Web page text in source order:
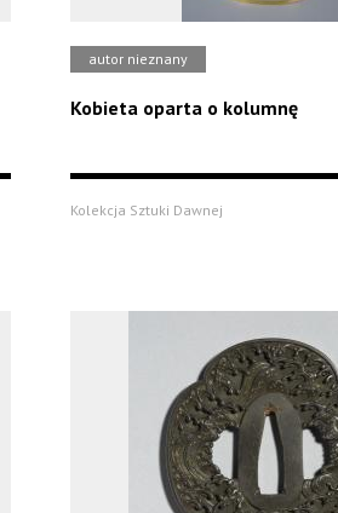
autor nieznany
Kobieta oparta o kolumnę
Kolekcja Sztuki Dawnej